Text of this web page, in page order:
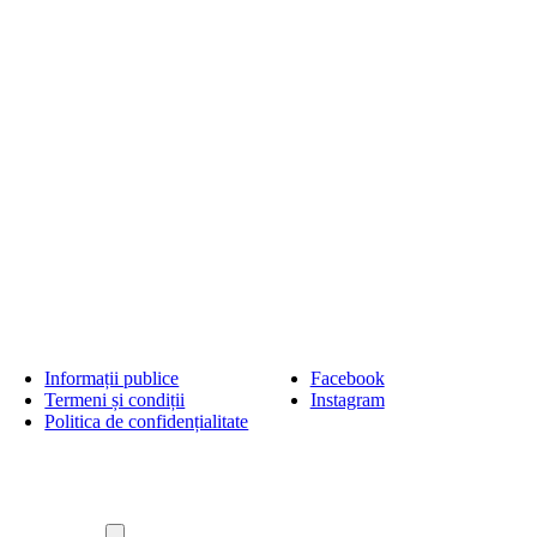
Informații publice
Termeni și condiții
Politica de confidențialitate
Facebook
Instagram